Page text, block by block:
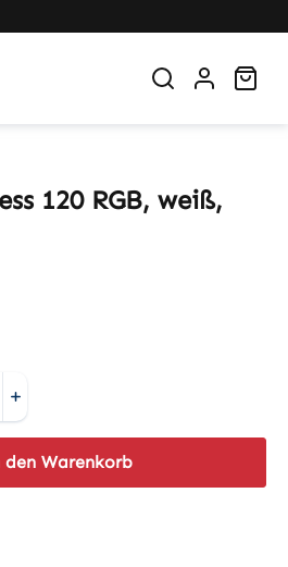
120 RGB, weiß,
gewünschten Wert
Warenkorb